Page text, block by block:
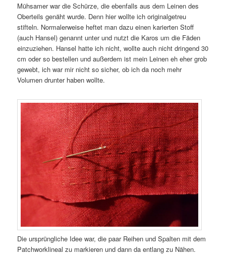
Mühsamer war die Schürze, die ebenfalls aus dem Leinen des
Oberteils genäht wurde. Denn hier wollte ich originalgetreu
stifteln. Normalerweise heftet man dazu einen karierten Stoff
(auch Hansel) genannt unter und nutzt die Karos um die Fäden
einzuziehen. Hansel hatte ich nicht, wollte auch nicht dringend 30
cm oder so bestellen und außerdem ist mein Leinen eh eher grob
gewebt, ich war mir nicht so sicher, ob ich da noch mehr
Volumen drunter haben wollte.
Die ursprüngliche Idee war, die paar Reihen und Spalten mit dem
Patchworklineal zu markieren und dann da entlang zu Nähen.